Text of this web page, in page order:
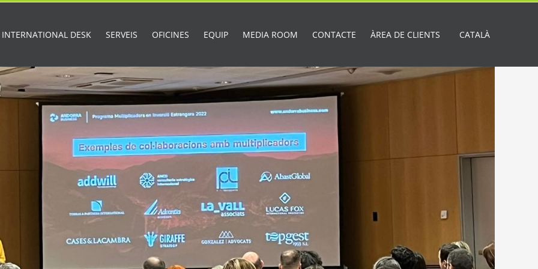
INTERNATIONAL DESK SERVEIS OFICINES EQUIP MEDIA ROOM CONTACTE ÀREA DE CLIENTS CATALÀ